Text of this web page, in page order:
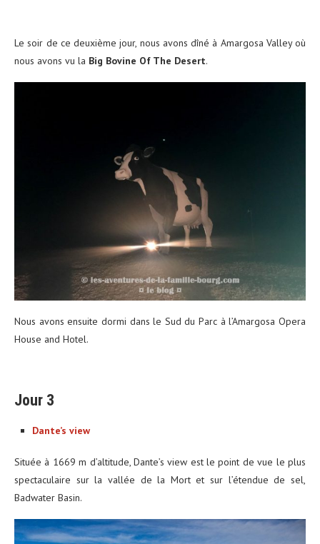
Le soir de ce deuxième jour, nous avons dîné à Amargosa Valley où
nous avons vu la Big Bovine Of The Desert.
Nous avons ensuite dormi dans le Sud du Parc à l’Amargosa Opera
House and Hotel.
Jour 3
Dante’s view
Située à 1669 m d’altitude, Dante’s view est le point de vue le plus
spectaculaire sur la vallée de la Mort et sur l’étendue de sel,
Badwater Basin.